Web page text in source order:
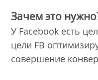
Зачем это
У Facebook есть
цели FB
совершение